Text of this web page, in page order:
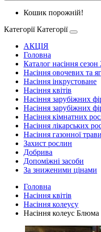
Кошик порожній!
Категорії Категорії
АКЦІЯ
Головна
Каталог насіння
Насіння овочевих та
Насіння інкрустоване
Насіння квітів
Насіння зарубіжних
Насіння зарубіжних
Насіння кімнатних
Насіння лікарських
Насіння газонної трави
Захист рослин
Добрива
Допоміжні засоби
За зниженими цінами
Головна
Насіння квітів
Насіння колеусу
Насіння колеус Блюма